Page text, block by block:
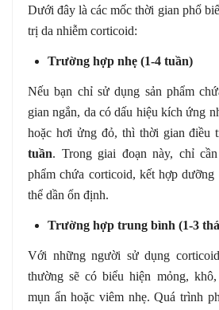
Dưới đây là các mốc thời gian phổ
trị da nhiễm corticoid:
Trường hợp nhẹ (1-4 tuần)
Nếu bạn chỉ sử dụng sản phẩm
gian ngắn, da có dấu hiệu kích ứng
hoặc hơi ửng đỏ, thì thời gian điều
tuần. Trong giai đoạn này, chỉ
phẩm chứa corticoid, kết hợp
thể dần ổn định.
Trường hợp trung bình (1-3
Với những người sử dụng
thường sẽ có biểu hiện mỏng,
mụn ẩn hoặc viêm nhẹ. Quá trình